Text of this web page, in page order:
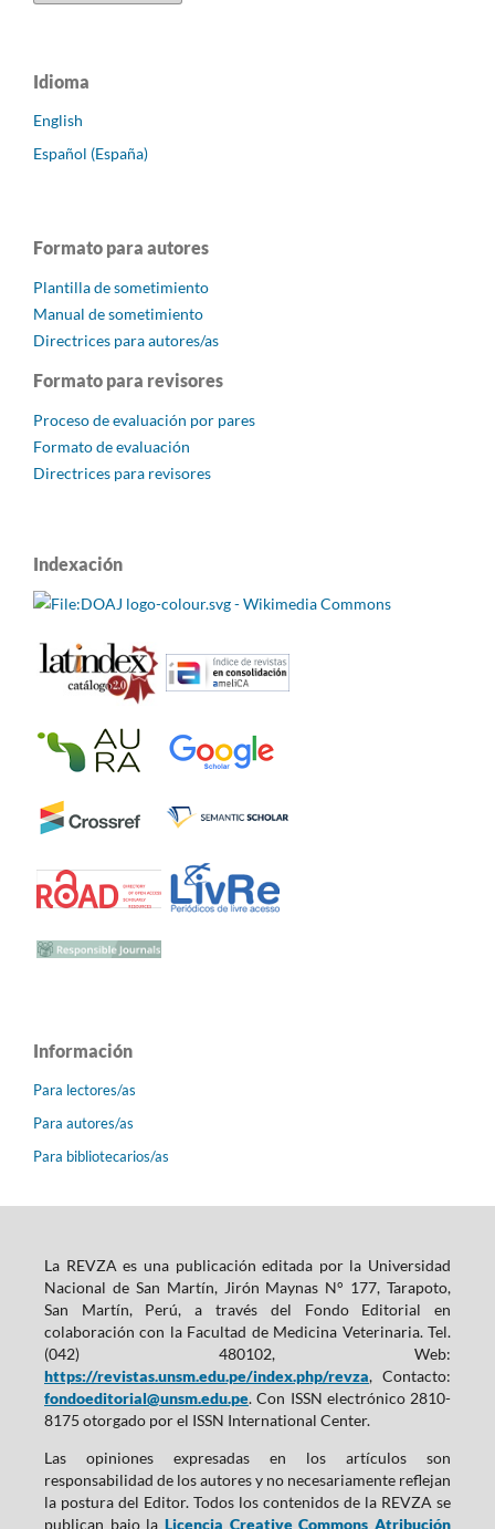
Idioma
English
Español (España)
Formato para autores
Plantilla de sometimiento
Manual de sometimiento
Directrices para autores/as
Formato para revisores
Proceso de evaluación por pares
Formato de evaluación
Directrices para revisores
Indexación
Información
Para lectores/as
Para autores/as
Para bibliotecarios/as
La REVZA es una publicación editada por la Universidad
Nacional de San Martín, Jirón Maynas N° 177, Tarapoto,
San Martín, Perú, a través del Fondo Editorial en
colaboración con la Facultad de Medicina Veterinaria. Tel.
(042) 480102, Web:
https://revistas.unsm.edu.pe/index.php/revza, Contacto:
fondoeditorial@unsm.edu.pe. Con ISSN electrónico 2810-
8175 otorgado por el ISSN International Center.
Las opiniones expresadas en los artículos son
responsabilidad de los autores y no necesariamente reflejan
la postura del Editor. Todos los contenidos de la REVZA se
publican bajo la Licencia Creative Commons Atribución